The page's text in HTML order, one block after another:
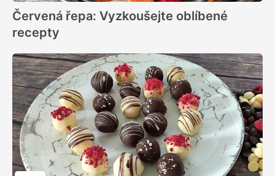
Červená řepa: Vyzkoušejte oblíbené
recepty